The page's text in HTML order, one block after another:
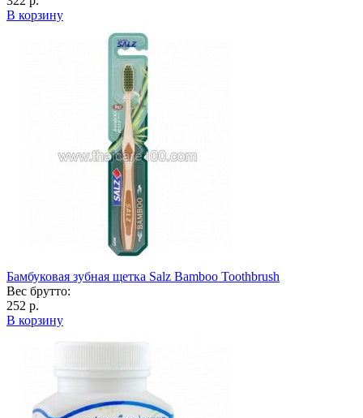
В корзину
Бамбуковая зубная щетка Salz Bamboo Toothbrush
Вес брутто:
252 р.
В корзину